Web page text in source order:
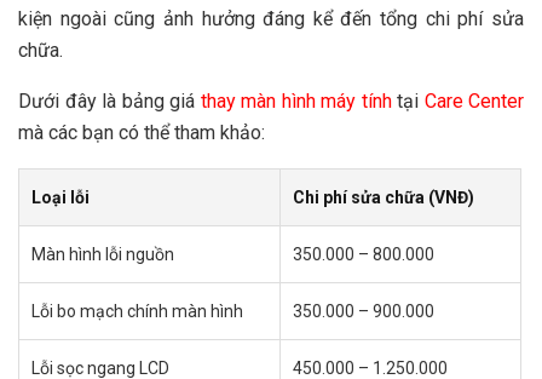
kiện ngoài cũng ảnh hưởng đáng kể đến tổng chi phí sửa
chữa.
Dưới đây là bảng giá thay màn hình máy tínhtại Care Center
mà các bạn có thể tham khảo:
Loại lỗi Chi phí sửa chữa (VNĐ)
Màn hình lỗi nguồn 350.000 – 800.000
Lỗi bo mạch chính màn hình 350.000 – 900.000
Lỗi sọc ngang LCD 450.000 – 1.250.000